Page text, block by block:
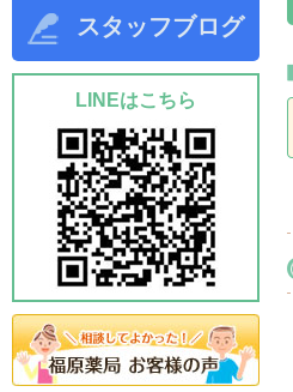
スタッフブログ
LINEはこちら